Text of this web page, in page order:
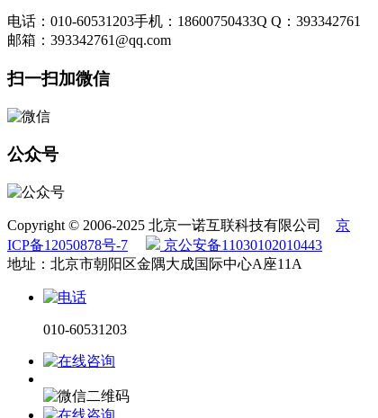
电话：010-60531203手机：18600750433Q Q：393342761
邮箱：393342761@qq.com
扫一扫加微信
公众号
Copyright © 2006-2025 北京一诺互联科技有限公司 京
ICP备12050878号-7
京公安备11030102010443
地址：北京市朝阳区金隅大成国际中心A座11A
010-60531203